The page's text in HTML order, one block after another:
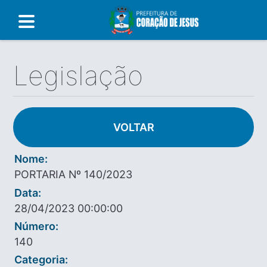
Legislação
VOLTAR
Nome:
PORTARIA Nº 140/2023
Data:
28/04/2023 00:00:00
Número:
140
Categoria: